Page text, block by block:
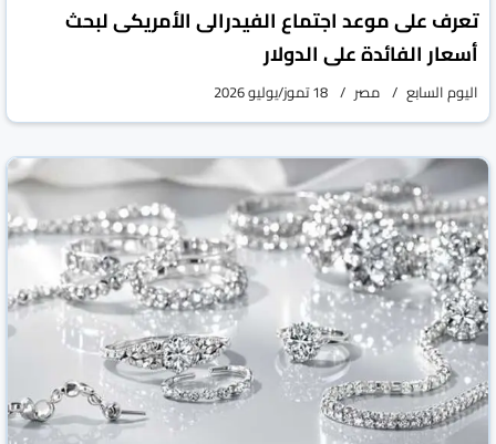
تعرف على موعد اجتماع الفيدرالى الأمريكى لبحث
أسعار الفائدة على الدولار
اليوم السابع مصر 18 تموز/يوليو 2026